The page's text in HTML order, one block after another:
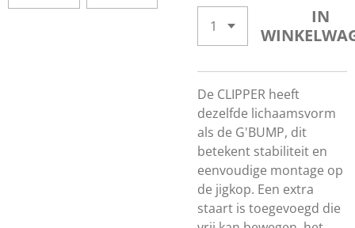
IN
De CLIPPER heeft
dezelfde lichaamsvorm
als de G'BUMP, dit
betekent stabiliteit en
eenvoudige montage op
de jigkop. Een extra
staart is toegevoegd die